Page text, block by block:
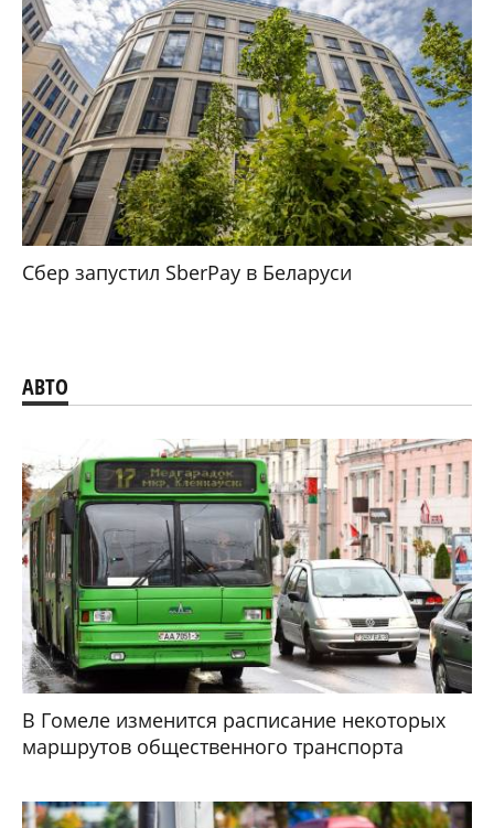
Сбер запустил SberPay в Беларуси
АВТО
В Гомеле изменится расписание некоторых
маршрутов общественного транспорта